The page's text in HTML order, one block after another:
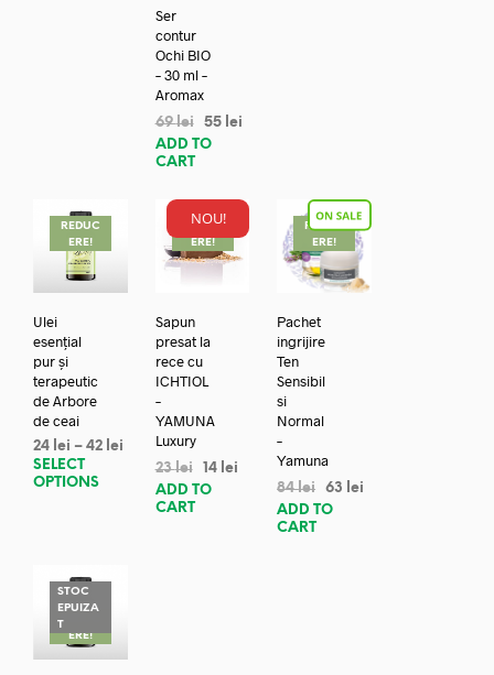
Ser
contur
Ochi BIO
– 30 ml –
Aromax
69lei 55 lei
ADD TO
CART
REDUC
ERE!
Ulei
esențial
pur și
terapeutic
de Arbore
de ceai
24 lei – 42 lei
SELECT
OPTIONS
NOU!
REDUC
ERE!
Sapun
presat la
rece cu
ICHTIOL
–
YAMUNA
Luxury
23lei 14 lei
ADD TO
CART
REDUC
ERE!
Pachet
ingrijire
Ten
Sensibil
si
Normal
–
Yamuna
84lei 63
lei
ADD TO
CART
STOC
EPUIZA
TREDUC
ERE!